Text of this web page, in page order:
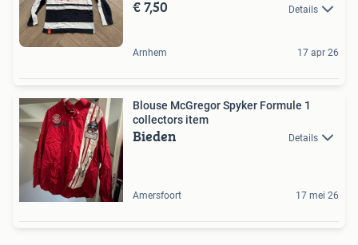
€ 7,50 Details
Arnhem 17 apr 26
Blouse McGregor Spyker Formule 1
collectors item
Bieden Details
Amersfoort 17 mei 26